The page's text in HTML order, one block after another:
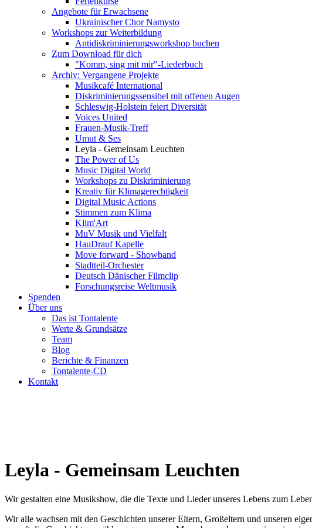
Angebote für Erwachsene
Ukrainischer Chor Namysto
Workshops zur Weiterbildung
Antidiskriminierungsworkshop buchen
Zum Download für dich
"Komm, sing mit mir"-Liederbuch
Archiv: Vergangene Projekte
Musikcafé International
Diskriminierungssensibel mit offenen Augen
Schleswig-Holstein feiert Diversität
Voices United
Frauen-Musik-Treff
Umut & Ses
Leyla - Gemeinsam Leuchten
The Power of Us
Music Digital World
Workshops zu Diskriminierung
Kreativ für Klimagerechtigkeit
Digital Music Actions
Stimmen zum Klima
Klim'Art
MuV Musik und Vielfalt
HauDrauf Kapelle
Move forward - Showband
Stadtteil-Orchester
Deutsch Dänischer Filmclip
Forschungsreise Weltmusik
Spenden
Über uns
Das ist Tontalente
Werte & Grundsätze
Team
Blog
Berichte & Finanzen
Tontalente-CD
Kontakt
Leyla - Gemeinsam Leuchten
Wir gestalten eine Musikshow, die die Texte und Lieder unseres Lebens zum
Wir alle wachsen mit den Geschichten unserer Eltern, Großeltern und unseren